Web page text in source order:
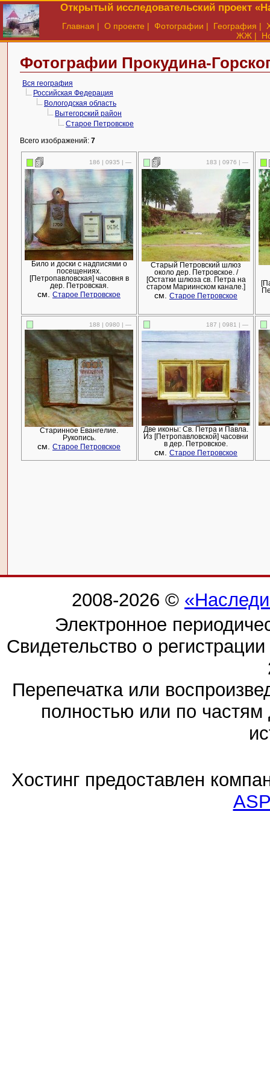
Открытый исследовательский проект
Главная | О проекте | Фотографии | География |
ЖЖ |
Фотографии Прокудина-
Вся география
Российская Федерация
Вологодская область
Вытегорский район
Старое Петровское
Всего изображений: 7
186 | 0935 | —
Било и доски с надписями о
посещениях.
[Петропавловская] часовня в
дер. Петровская.
см. Старое Петровское
183 | 0976 | —
Старый Петровский шлюз
около дер. Петровское. /
[Остатки шлюза св. Петра на
старом Мариинском канале.]
см. Старое Петровское
188 | 0980 | —
Старинное Евангелие.
Рукопись.
см. Старое Петровское
187 | 0981 | —
Две иконы: Св. Петра и Павла.
Из [Петропавловской] часовни
в дер. Петровское.
см. Старое Петровское
2008-2026 ©
Электронное
Свидетельство о
Перепечатка или
полностью или по частям
Хостинг предоставлен